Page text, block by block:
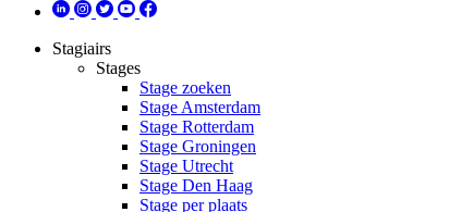
Stagiairs
Stages
Stage zoeken
Stage Amsterdam
Stage Rotterdam
Stage Groningen
Stage Utrecht
Stage Den Haag
Stage per plaats